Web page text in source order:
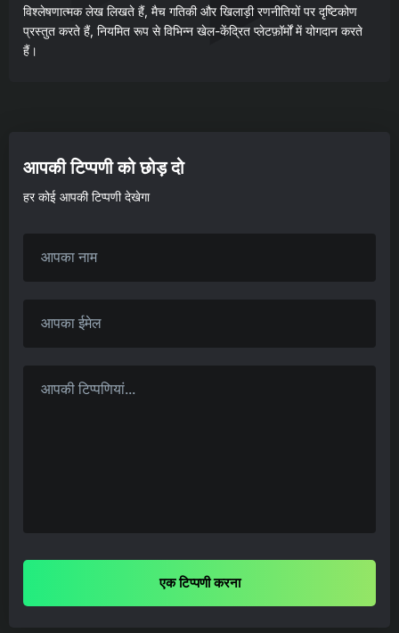
विश्लेषणात्मक लेख लिखते हैं, मैच गतिकी और खिलाड़ी रणनीतियों पर दृष्टिकोण
प्रस्तुत करते हैं, नियमित रूप से विभिन्न खेल-केंद्रित प्लेटफ़ॉर्मों में योगदान करते
हैं।
आपकी टिप्पणी को छोड़ दो
हर कोई आपकी टिप्पणी देखेगा
एक टिप्पणी करना